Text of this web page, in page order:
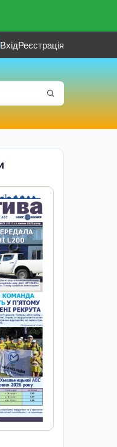
ВхідРеєстрація